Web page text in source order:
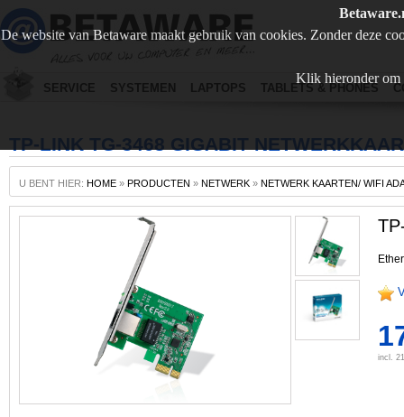
De website van Betaware maakt gebruik van cookies. Zonder deze
Klik hieronder om
SERVICE SYSTEMEN LAPTOPS TABLETS & PHONES
TP-LINK TG-3468 GIGABIT
U BENT HIER: HOME » PRODUCTEN » NETWERK » NETWERK KAARTEN/ WIFI
incl.